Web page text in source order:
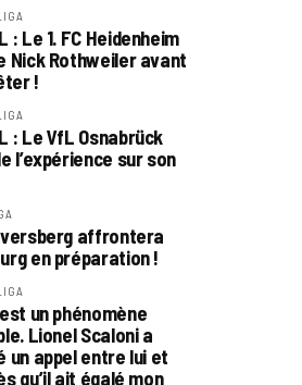
: Le 1. FC Heidenheim
Nick Rothweiler avant
!
: Le VfL Osnabrück
l’expérience sur son
affrontera
en préparation !
un phénomène
Lionel Scaloni a
un appel entre lui et
qu’il ait égalé mon